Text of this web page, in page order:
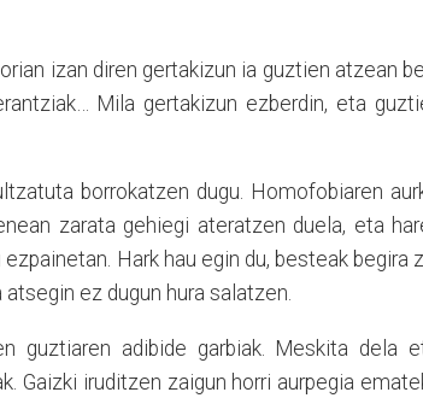
izan diren gertakizun ia guztien atzean
Mila gertakizun ezberdin, eta
borrokatzen dugu. Homofobiaren
zarata gehiegi ateratzen duela, eta
Hark hau egin du, besteak begira
ez dugun hura salatzen.
guztiaren adibide garbiak. Meskita dela
Gaizki iruditzen zaigun horri aurpegia